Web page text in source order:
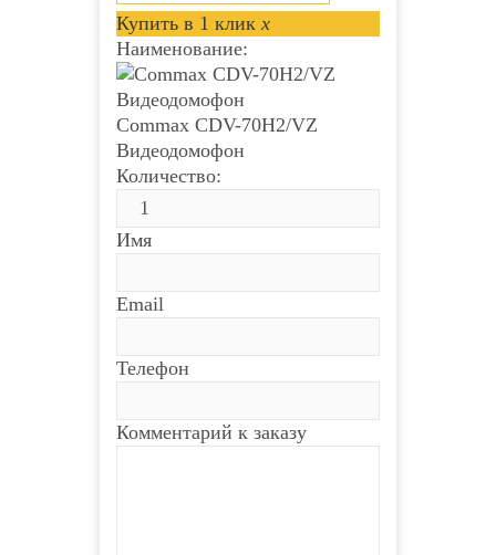
Купить в 1 клик x
Наименование:
Commax CDV-70H2/VZ
Видеодомофон
Количество:
Имя
Email
Телефон
Комментарий к заказу